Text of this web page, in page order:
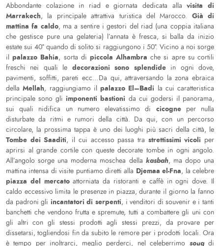
Abbondante colazione in riad e giornata dedicata allavisita di
Marrakech, la principale attrattiva turistica del Marocco. Già di
mattina fa caldo, ma a sentire i gestori del riad (una coppia italiana
che gestisce pure una gelateria) l’annata è fresca, si balla da inizio
estate sui 40° quando di solito si raggiungono i 50°. Vicino a noi sorge
ilpalazzo Bahia, sorta di piccola Alhambra che si apre su cortili
freschi nei quali le decorazioni sono splendidein ogni dove,
pavimenti, soffitti, pareti ecc…Da qui, attraversando la zona ebraica
dellaMellah, raggiungiamo il palazzo El–Badi la cui caratteristica
principale sono gli imponenti bastioni da cui godersi il panorama,
sui quali nidifica un numero elevatissimo di cicogne per nulla
disturbate da ritmi e rumori della città. Da qui, con un percorso
circolare, la prossima tappa è uno dei luoghi più sacri della città, le
Tombe dei Saaditi, il cui accesso passa tra strettissimi vicoli per
aprirsi al grande cortile con queste decorate tombe in ogni angolo.
All’angolo sorge una moderna moschea della kasbah, ma dopo una
mattina intensa di visite puntiamo diretti alla Djemaa el-Fna, la celebre
piazza del mercatoattorniata da ristoranti e caffè in ogni dove. Il
caldo eccessivo limita le presenze in piazza, durante il giorno la fanno
da padroni gli incantatori di serpenti, i venditori di souvenir e i tanti
banchetti che vendono frutta e spremute, tutti a combattere gli uni con
gli altri con gli stessi prodotti agli stessi prezzi, da provare per
dissetarsi, togliendosi fin da subito le remore per i prodotti locali. Ora
è tempo per inoltrarci, meglio perderci, nel celeberrimo souqdi